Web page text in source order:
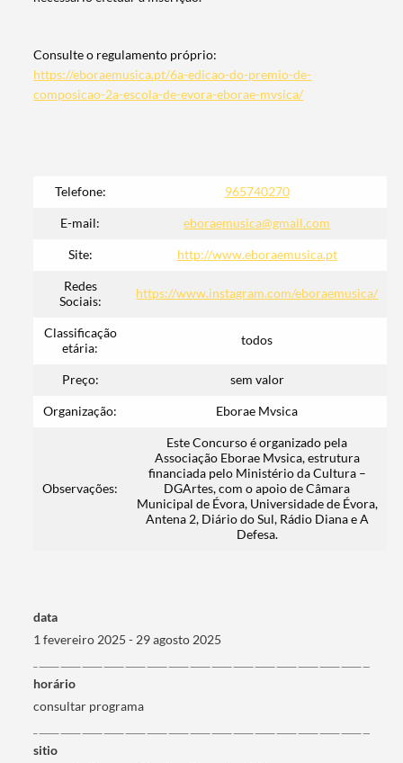
Termo de Pesquisa
Categorias gerais
Consulte o regulamento próprio:
https://eboraemusica.pt/6a-edicao-do-premio-de-
composicao-2a-escola-de-evora-eborae-mvsica/
Telefone: 965740270
E-mail: eboraemusica@gmail.com
Site: http://www.eboraemusica.pt
Redes
Sociais:
https://www.instagram.com/eboraemusica/
Classificação
etária:
todos
Preço: sem valor
Organização: Eborae Mvsica
Observações:
Este Concurso é organizado pela
Associação Eborae Mvsica, estrutura
financiada pelo Ministério da Cultura –
DGArtes, com o apoio de Câmara
Municipal de Évora, Universidade de Évora,
Antena 2, Diário do Sul, Rádio Diana e A
Defesa.
data
1 fevereiro 2025 - 29 agosto 2025
horário
consultar programa
sitio